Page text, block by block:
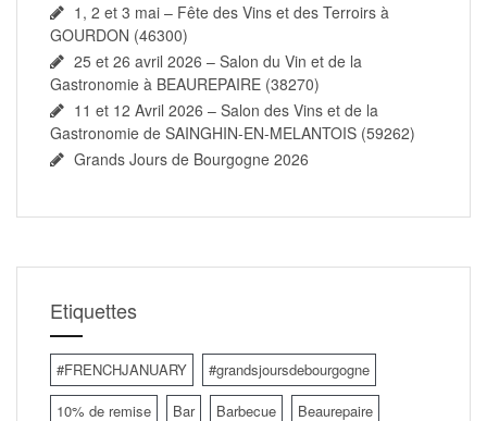
1, 2 et 3 mai – Fête des Vins et des Terroirs à
GOURDON (46300)
25 et 26 avril 2026 – Salon du Vin et de la
Gastronomie à BEAUREPAIRE (38270)
11 et 12 Avril 2026 – Salon des Vins et de la
Gastronomie de SAINGHIN-EN-MELANTOIS (59262)
Grands Jours de Bourgogne 2026
Etiquettes
#FRENCHJANUARY
#grandsjoursdebourgogne
10% de remise
Bar Barbecue
Beaurepaire